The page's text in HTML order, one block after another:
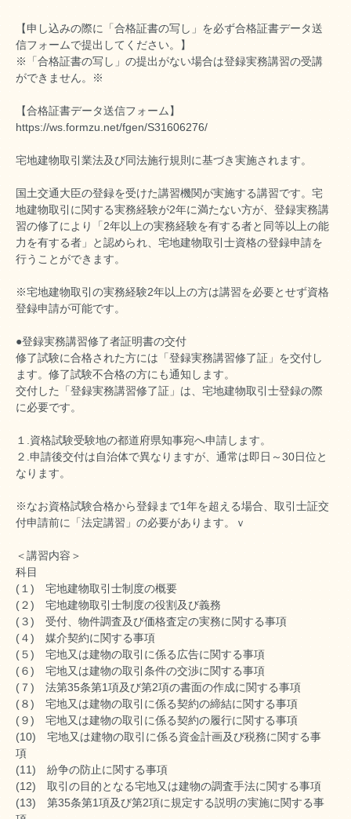
【申し込みの際に「合格証書の写し」を必ず合格証書データ送
信フォームで提出してください。】
※「合格証書の写し」の提出がない場合は登録実務講習の受講
ができません。※
【合格証書データ送信フォーム】
https://ws.formzu.net/fgen/S31606276/
宅地建物取引業法及び同法施行規則に基づき実施されます。
国土交通大臣の登録を受けた講習機関が実施する講習です。宅
地建物取引に関する実務経験が2年に満たない方が、登録実務講
習の修了により「2年以上の実務経験を有する者と同等以上の能
力を有する者」と認められ、宅地建物取引士資格の登録申請を
行うことができます。
※宅地建物取引の実務経験2年以上の方は講習を必要とせず資格
登録申請が可能です。
●登録実務講習修了者証明書の交付
修了試験に合格された方には「登録実務講習修了証」を交付し
ます。修了試験不合格の方にも通知します。
交付した「登録実務講習修了証」は、宅地建物取引士登録の際
に必要です。
１.資格試験受験地の都道府県知事宛へ申請します。
２.申請後交付は自治体で異なりますが、通常は即日～30日位と
なります。
※なお資格試験合格から登録まで1年を超える場合、取引士証交
付申請前に「法定講習」の必要があります。ｖ
＜講習内容＞
科目
(１) 宅地建物取引士制度の概要
(２) 宅地建物取引士制度の役割及び義務
(３) 受付、物件調査及び価格査定の実務に関する事項
(４) 媒介契約に関する事項
(５) 宅地又は建物の取引に係る広告に関する事項
(６) 宅地又は建物の取引条件の交渉に関する事項
(７) 法第35条第1項及び第2項の書面の作成に関する事項
(８) 宅地又は建物の取引に係る契約の締結に関する事項
(９) 宅地又は建物の取引に係る契約の履行に関する事項
(10) 宅地又は建物の取引に係る資金計画及び税務に関する事
項
(11) 紛争の防止に関する事項
(12) 取引の目的となる宅地又は建物の調査手法に関する事項
(13) 第35条第1項及び第2項に規定する説明の実施に関する事